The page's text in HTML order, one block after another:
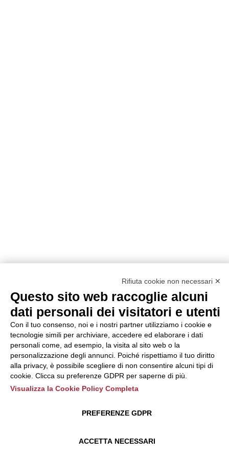
Rifiuta cookie non necessari ✕
Questo sito web raccoglie alcuni
dati personali dei visitatori e utenti
Con il tuo consenso, noi e i nostri partner utilizziamo i cookie e
tecnologie simili per archiviare, accedere ed elaborare i dati
personali come, ad esempio, la visita al sito web o la
personalizzazione degli annunci. Poiché rispettiamo il tuo diritto
alla privacy, è possibile scegliere di non consentire alcuni tipi di
cookie. Clicca su preferenze GDPR per saperne di più.
Visualizza la Cookie Policy Completa
ACCETTA NECESSARI
PREFERENZE GDPR